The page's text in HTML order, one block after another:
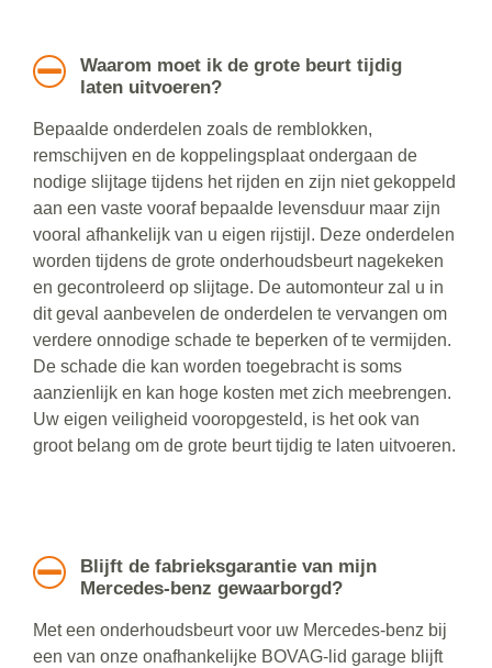
Waarom moet ik de grote beurt tijdig
laten uitvoeren?
Bepaalde onderdelen zoals de remblokken,
remschijven en de koppelingsplaat ondergaan de
nodige slijtage tijdens het rijden en zijn niet gekoppeld
aan een vaste vooraf bepaalde levensduur maar zijn
vooral afhankelijk van u eigen rijstijl. Deze onderdelen
worden tijdens de grote onderhoudsbeurt nagekeken
en gecontroleerd op slijtage. De automonteur zal u in
dit geval aanbevelen de onderdelen te vervangen om
verdere onnodige schade te beperken of te vermijden.
De schade die kan worden toegebracht is soms
aanzienlijk en kan hoge kosten met zich meebrengen.
Uw eigen veiligheid vooropgesteld, is het ook van
groot belang om de grote beurt tijdig te laten uitvoeren.
Blijft de fabrieksgarantie van mijn
Mercedes-benz gewaarborgd?
Met een onderhoudsbeurt voor uw Mercedes-benz bij
een van onze onafhankelijke BOVAG-lid garage blijft